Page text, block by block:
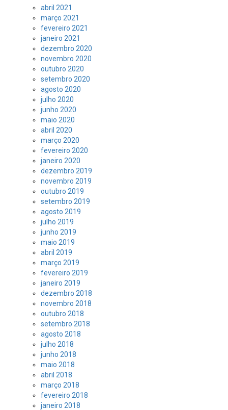
abril 2021
março 2021
fevereiro 2021
janeiro 2021
dezembro 2020
novembro 2020
outubro 2020
setembro 2020
agosto 2020
julho 2020
junho 2020
maio 2020
abril 2020
março 2020
fevereiro 2020
janeiro 2020
dezembro 2019
novembro 2019
outubro 2019
setembro 2019
agosto 2019
julho 2019
junho 2019
maio 2019
abril 2019
março 2019
fevereiro 2019
janeiro 2019
dezembro 2018
novembro 2018
outubro 2018
setembro 2018
agosto 2018
julho 2018
junho 2018
maio 2018
abril 2018
março 2018
fevereiro 2018
janeiro 2018